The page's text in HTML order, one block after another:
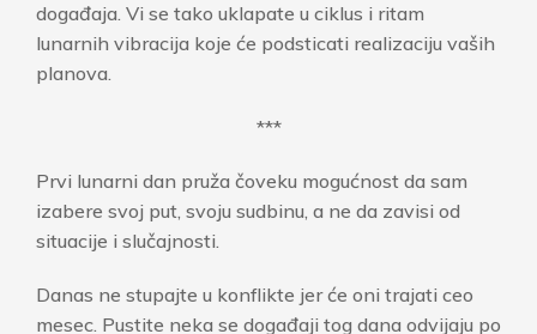
događaja. Vi se tako uklapate u ciklus i ritam
lunarnih vibracija koje će podsticati realizaciju vaših
planova.
***
Prvi lunarni dan pruža čoveku mogućnost da sam
izabere svoj put, svoju sudbinu, a ne da zavisi od
situacije i slučajnosti.
Danas ne stupajte u konflikte jer će oni trajati ceo
mesec. Pustite neka se događaji tog dana odvijaju po